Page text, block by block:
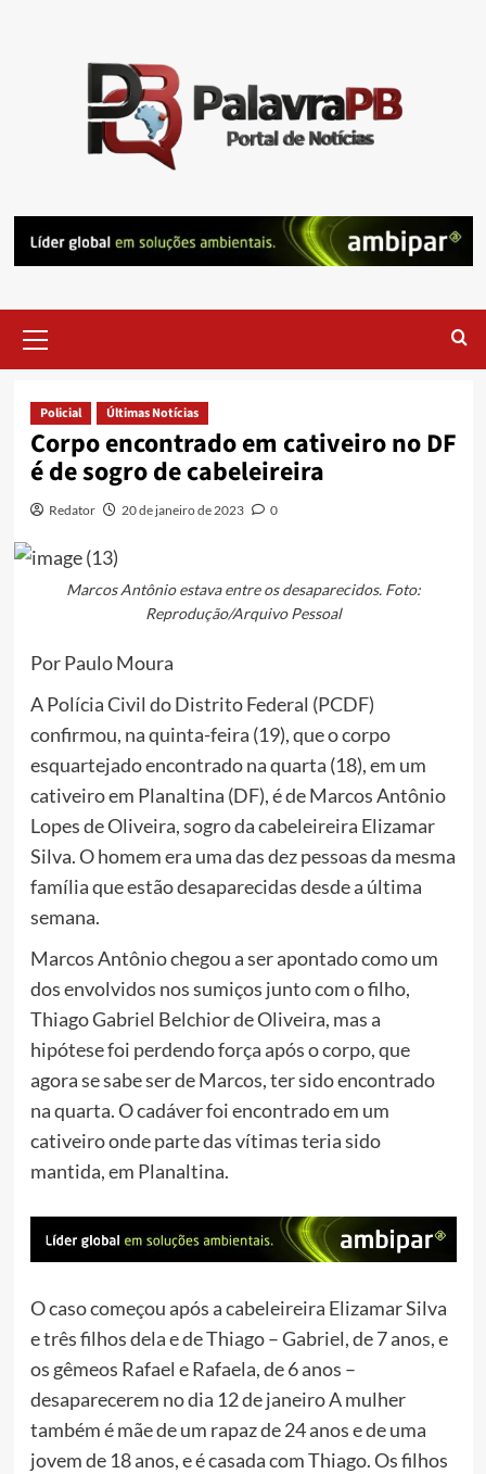
Menu
Policial Últimas Notícias
Corpo encontrado em cativeiro no DF
é de sogro de cabeleireira
Redator 20 de janeiro de 2023 0
Marcos Antônio estava entre os desaparecidos. Foto:
Reprodução/Arquivo Pessoal
Por Paulo Moura
A Polícia Civil do Distrito Federal (PCDF)
confirmou, na quinta-feira (19), que o corpo
esquartejado encontrado na quarta (18), em um
cativeiro em Planaltina (DF), é de Marcos Antônio
Lopes de Oliveira, sogro da cabeleireira Elizamar
Silva. O homem era uma das dez pessoas da mesma
família que estão desaparecidas desde a última
semana.
Marcos Antônio chegou a ser apontado como um
dos envolvidos nos sumiços junto com o filho,
Thiago Gabriel Belchior de Oliveira, mas a
hipótese foi perdendo força após o corpo, que
agora se sabe ser de Marcos, ter sido encontrado
na quarta. O cadáver foi encontrado em um
cativeiro onde parte das vítimas teria sido
mantida, em Planaltina.
O caso começou após a cabeleireira Elizamar Silva
e três filhos dela e de Thiago – Gabriel, de 7 anos, e
os gêmeos Rafael e Rafaela, de 6 anos –
desaparecerem no dia 12 de janeiro A mulher
também é mãe de um rapaz de 24 anos e de uma
jovem de 18 anos, e é casada com Thiago. Os filhos